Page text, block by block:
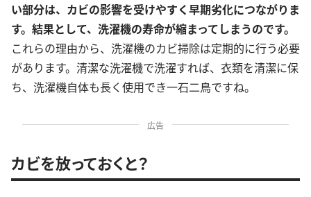
い部分は、カビの影響を受けやすく早期劣化につながりま
す。結果として、洗濯機の寿命が縮まってしまうのです。
これらの理由から、洗濯機のカビ掃除は定期的に行う必要
があります。清潔な洗濯機で洗濯すれば、衣類を清潔に保
ち、洗濯機自体も長く使用でき一石二鳥ですね。
広告
カビを放っておくと？